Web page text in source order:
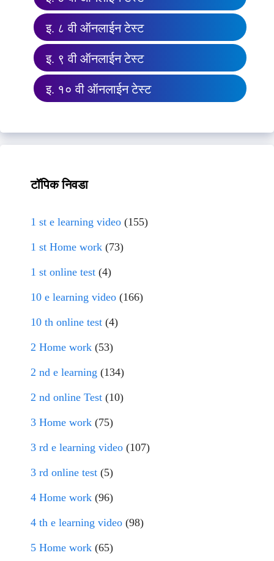
इ. ८ वी ऑनलाईन टेस्ट
इ. ९ वी ऑनलाईन टेस्ट
इ. १० वी ऑनलाईन टेस्ट
टॉपिक निवडा
1 st e learning video (155)
1 st Home work (73)
1 st online test (4)
10 e learning video (166)
10 th online test (4)
2 Home work (53)
2 nd e learning (134)
2 nd online Test (10)
3 Home work (75)
3 rd e learning video (107)
3 rd online test (5)
4 Home work (96)
4 th e learning video (98)
5 Home work (65)